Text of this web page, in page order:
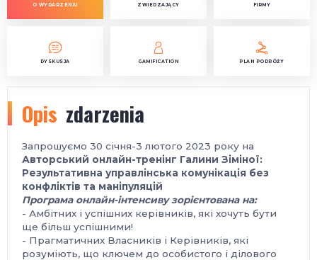
O WYDARZENIU ZWIEDZAJĄCY FIRMY
DYSKUSJA GAMIFICATION PLAN PODRÓŻY
Opis zdarzenia
Запрошуємо 30 січня-3 лютого 2023 року на
Авторський онлайн-тренінг Галини Зіміної:
Результативна управлінська комунікація без
конфліктів та маніпуляцій
Програма онлайн-інтенсивузорієнтованана:
- Амбітних і успішних керівників, які хочуть бути
ще більш успішними!
- Прагматичних Власників і Керівників, які
розуміють, що ключем до особистого і ділового